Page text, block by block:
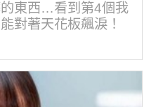
東西…看到第4個我
對著天花板飆淚！